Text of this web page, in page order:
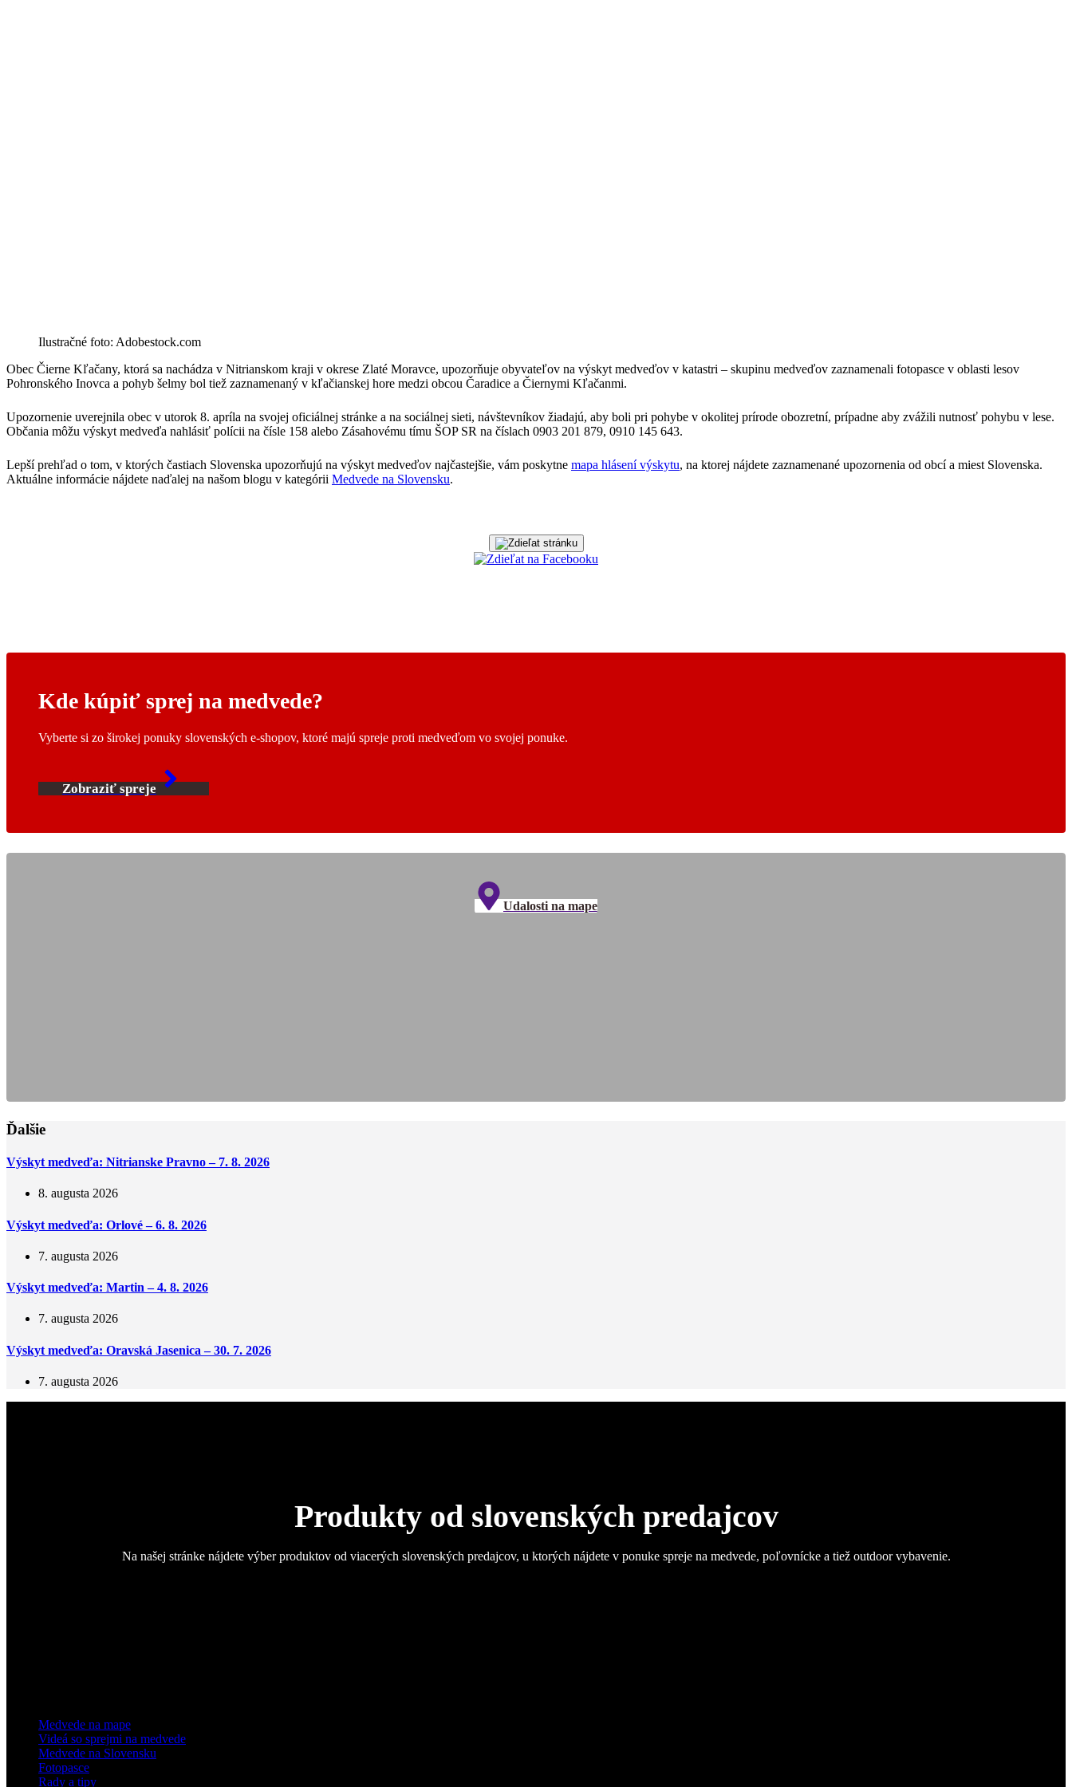
Ilustračné foto: Adobestock.com
Obec Čierne Kľačany, ktorá sa nachádza v Nitrianskom kraji v okrese Zlaté Moravce, upozorňuje obyvateľov na výskyt medveďov v katastri – skupinu medveďov zaznamenali fotopasce v oblasti lesov
Pohronského Inovca a pohyb šelmy bol tiež zaznamenaný v kľačianskej hore medzi obcou Čaradice a Čiernymi Kľačanmi.
Upozornenie uverejnila obec v utorok 8. apríla na svojej oficiálnej stránke a na sociálnej sieti, návštevníkov žiadajú, aby boli pri pohybe v okolitej prírode obozretní, prípadne aby zvážili nutnosť pohybu v lese.
Občania môžu výskyt medveďa nahlásiť polícii na čísle 158 alebo Zásahovému tímu ŠOP SR na číslach 0903 201 879, 0910 145 643.
Lepší prehľad o tom, v ktorých častiach Slovenska upozorňujú na výskyt medveďov najčastejšie, vám poskytne mapa hlásení výskytu, na ktorej nájdete zaznamenané upozornenia od obcí a miest Slovenska.
Aktuálne informácie nájdete naďalej na našom blogu v kategórii Medvede na Slovensku.
Kde kúpiť sprej na medvede?
Vyberte si zo širokej ponuky slovenských e-shopov, ktoré majú spreje proti medveďom vo svojej ponuke.
Zobraziť spreje
Udalosti na mape
Ďalšie
Výskyt medveďa: Nitrianske Pravno – 7. 8. 2026
8. augusta 2026
Výskyt medveďa: Orlové – 6. 8. 2026
7. augusta 2026
Výskyt medveďa: Martin – 4. 8. 2026
7. augusta 2026
Výskyt medveďa: Oravská Jasenica – 30. 7. 2026
7. augusta 2026
Produkty od slovenských predajcov
Na našej stránke nájdete výber produktov od viacerých slovenských predajcov, u ktorých nájdete v ponuke spreje na medvede, poľovnícke a tiež outdoor vybavenie.
Medvede na mape
Videá so sprejmi na medvede
Medvede na Slovensku
Fotopasce
Rady a tipy